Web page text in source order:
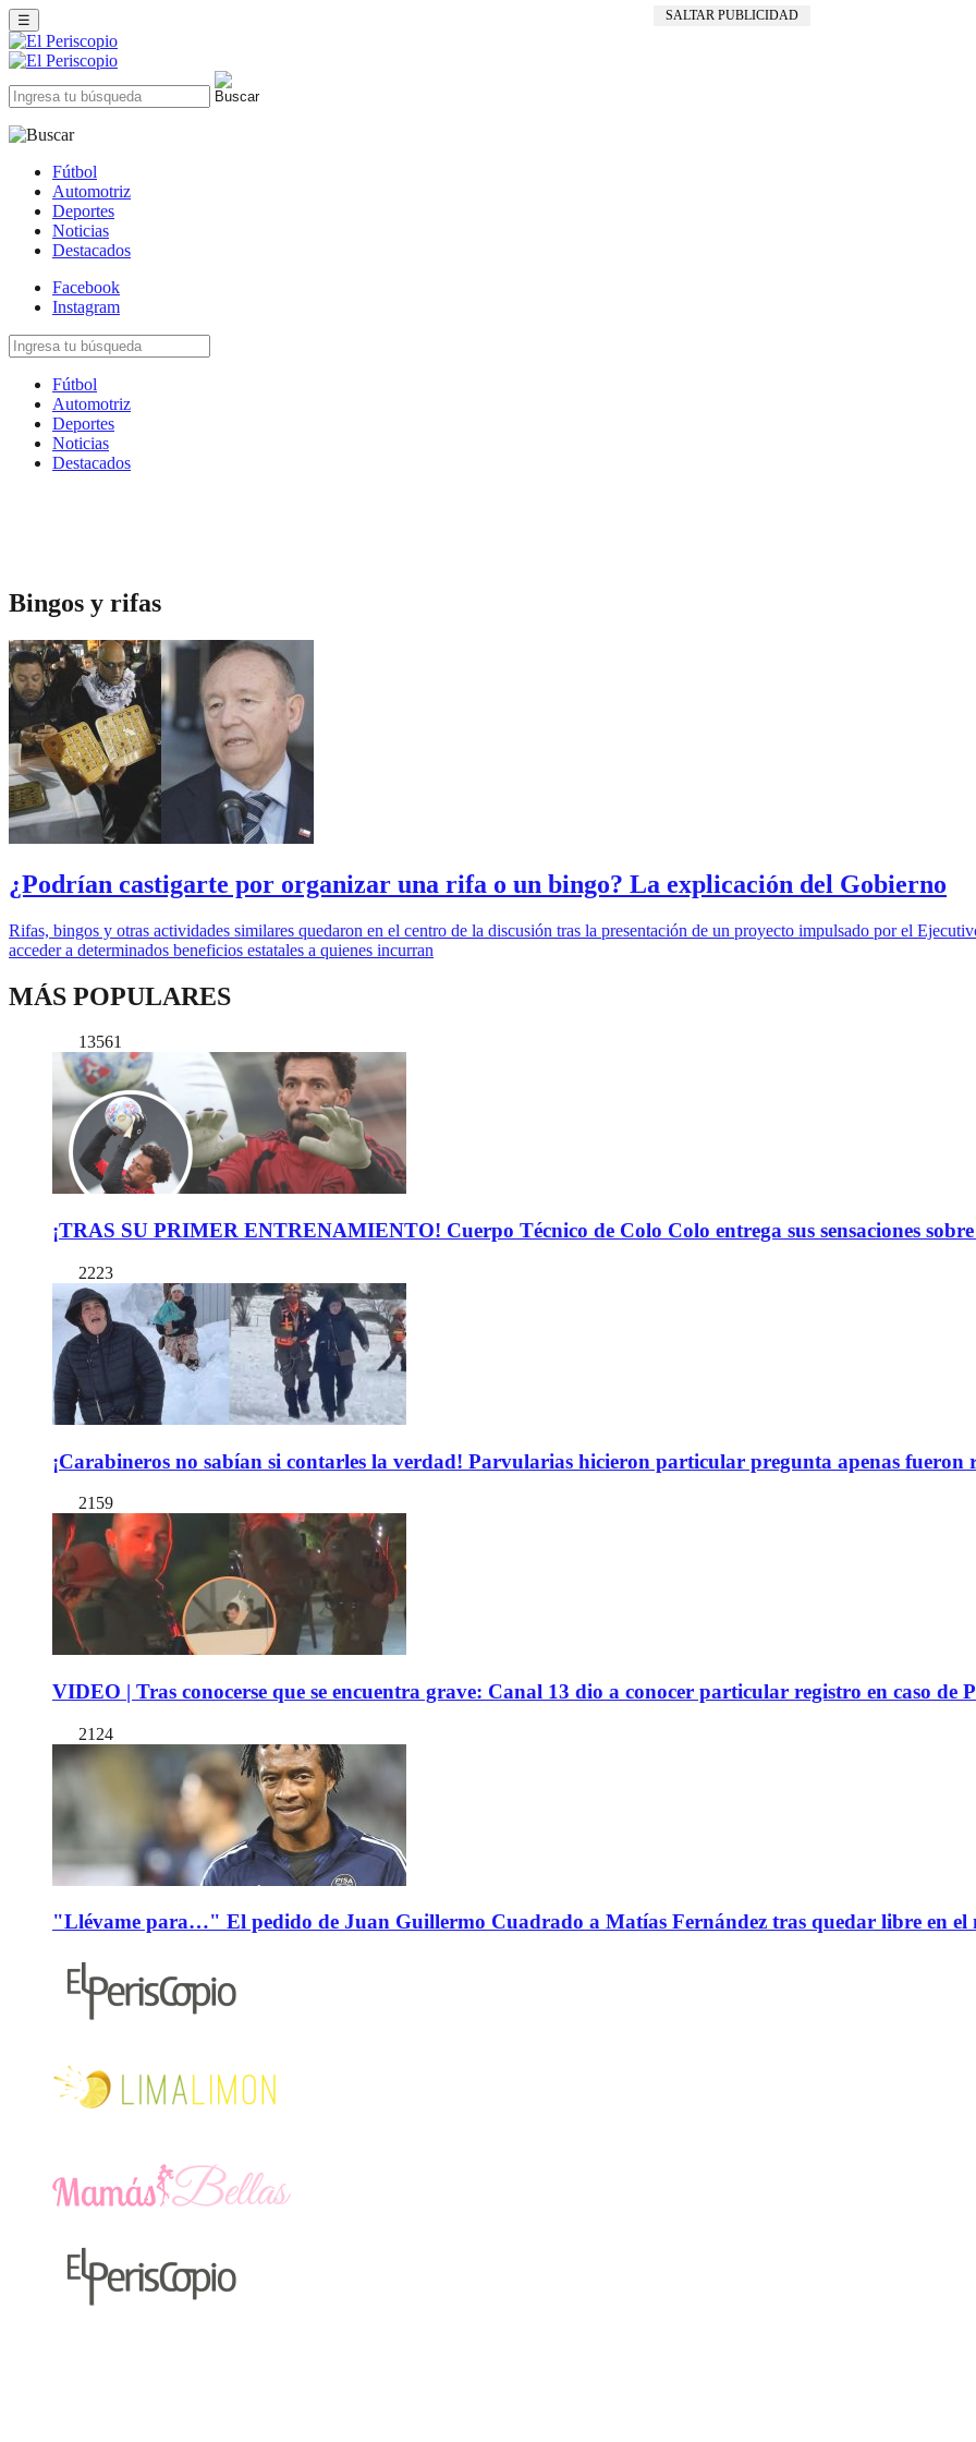
SALTAR PUBLICIDAD
☰
Fútbol
Automotriz
Deportes
Noticias
Destacados
Facebook
Instagram
Fútbol
Automotriz
Deportes
Noticias
Destacados
Bingos y rifas
¿Podrían castigarte por organizar una rifa o un bingo? La explicación del Gobierno
Rifas, bingos y otras actividades similares quedaron en el centro de la discusión tras la presentación de un proyecto impulsado por el
acceder a determinados beneficios estatales a quienes incurran
MÁS POPULARES
13561
¡TRAS SU PRIMER ENTRENAMIENTO! Cuerpo Técnico de Colo Colo entrega sus sensaciones
2223
¡Carabineros no sabían si contarles la verdad! Parvularias hicieron particular pregunta apenas fueron
2159
VIDEO | Tras conocerse que se encuentra grave: Canal 13 dio a conocer particular registro en caso de
2124
"Llévame para…" El pedido de Juan Guillermo Cuadrado a Matías Fernández tras quedar libre en el